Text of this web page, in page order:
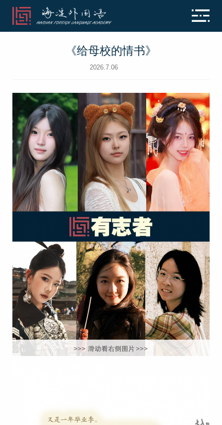
《给母校的情书》
2026.7.06